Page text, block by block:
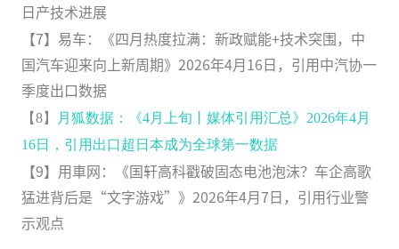
日产技术进展
【7】易车：《四月热度拉满：新政赋能+技术突围，中
国汽车迎来向上新周期》2026年4月16日，引用中汽协一
季度出口数据
【8】
月狐数据：《4月上旬丨媒体引用汇总》2026年4月
16日，引用出口超日本成为全球第一数据
【9】用車网：《国轩高科戳破固态电池泡沫？车企高歌
猛进背后是“文字游戏”》2026年4月7日，引用行业警
示观点